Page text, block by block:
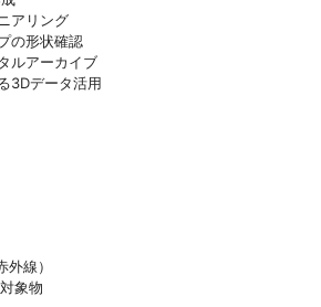
アリング
の形状確認
ルアーカイブ
3Dデータ活用
線）
象物